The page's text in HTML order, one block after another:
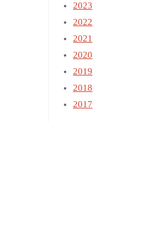
2023
2022
2021
2020
2019
2018
2017